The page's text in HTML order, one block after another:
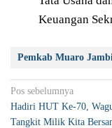
Keuangan
Pemkab Muaro Jambi
Navigasi
pos
Pos sebelumnya
Hadiri HUT Ke-70,
Tangkit Milik Kita